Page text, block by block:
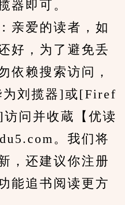
器即可。
爱的读者，如
好，为了避免丢
依赖搜索访问，
为刘揽器]或[Firef
问并收蔵【优读
。我们将
，还建议你注册
能追书阅读更方